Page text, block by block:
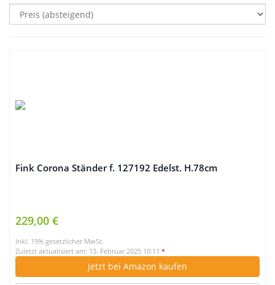
Fink Corona Ständer f. 127192 Edelst. H.78cm
229,00 €
inkl. 19% gesetzlicher MwSt.
Zuletzt aktualisiert am: 13. Februar 2025 10:11 *
Jetzt bei Amazon kaufen